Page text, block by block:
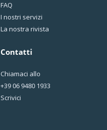
FAQ
I nostri servizi
La nostra rivista
Contatti
Chiamaci allo
+39 06 9480 1933
Scrivici